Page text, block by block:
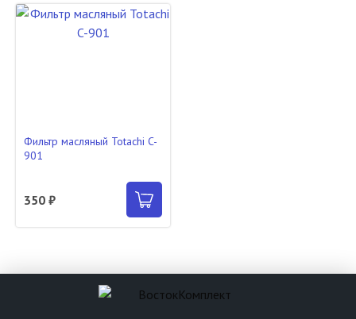
Фильтр масляный Totachi C-
901
350 ₽